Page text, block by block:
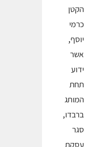
הקטן
כרמי
יוסף,
אשר
ידוע
תחת
המותג
ברבדו,
סגר
עסקת